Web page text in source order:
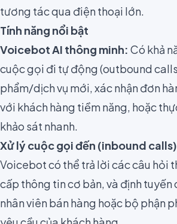
tương tác qua điện thoại lớn.
Tính năng nổi bật
Voicebot AI thông minh: Có khả
cuộc gọi đi tự động (outbound
phẩm/dịch vụ mới, xác nhận đơn
với khách hàng tiềm năng, hoặc
khảo sát nhanh.
Xử lý cuộc gọi đến (inbound
Voicebot có thể trả lời các câu hỏi
cấp thông tin cơ bản, và định
nhân viên bán hàng hoặc bộ phận